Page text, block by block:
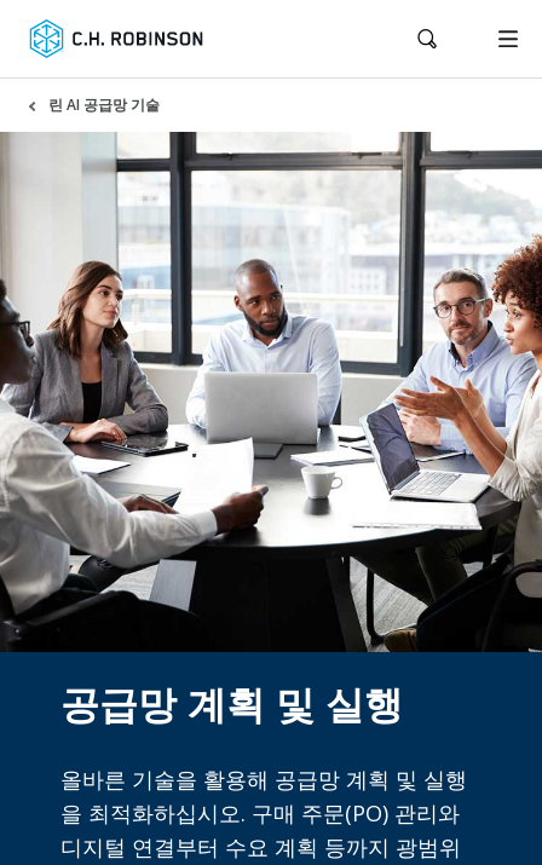
린 AI 공급망 기술
공급망 계획 및 실행
올바른 기술을 활용해 공급망 계획 및 실행
을 최적화하십시오. 구매 주문(PO) 관리와
디지털 연결부터 수요 계획 등까지 광범위